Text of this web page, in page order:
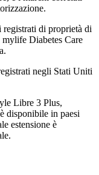
di proprietà di
Diabetes Care
negli Stati Uniti
Libre 3 Plus,
disponibile in paesi
estensione è